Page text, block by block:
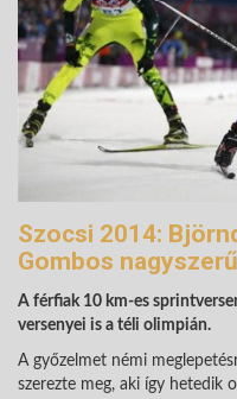
Szocsi 2014:
Gombos
A férfiak 10 km-es
versenyei is a téli olimpián.
A győzelmet némi
szerezte meg, aki így hetedik